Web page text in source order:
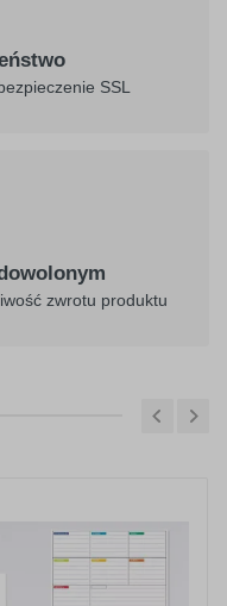
SSL
zwrotu produktu